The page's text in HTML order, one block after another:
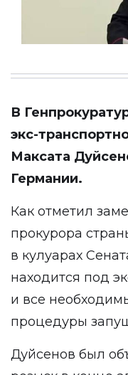
В
экс-
Максата
Германии.
Как отметил
прокурора
в кулуарах
находится под
и все
процедуры
Дуйсенов был